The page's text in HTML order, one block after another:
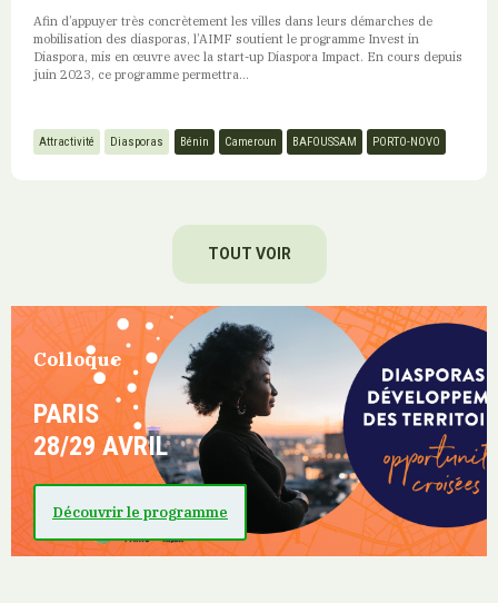
Afin d’appuyer très concrètement les villes dans leurs démarches de
mobilisation des diasporas, l’AIMF soutient le programme Invest in
Diaspora, mis en œuvre avec la start-up Diaspora Impact. En cours depuis
juin 2023, ce programme permettra...
Attractivité Diasporas Bénin Cameroun BAFOUSSAM PORTO-NOVO
TOUT VOIR
Colloque
PARIS
28/29 AVRIL
Découvrir le programme